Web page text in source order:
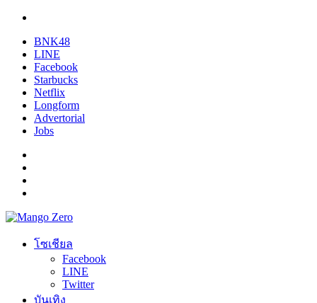
BNK48
LINE
Facebook
Starbucks
Netflix
Longform
Advertorial
Jobs
โซเชียล
Facebook
LINE
Twitter
บันเทิง